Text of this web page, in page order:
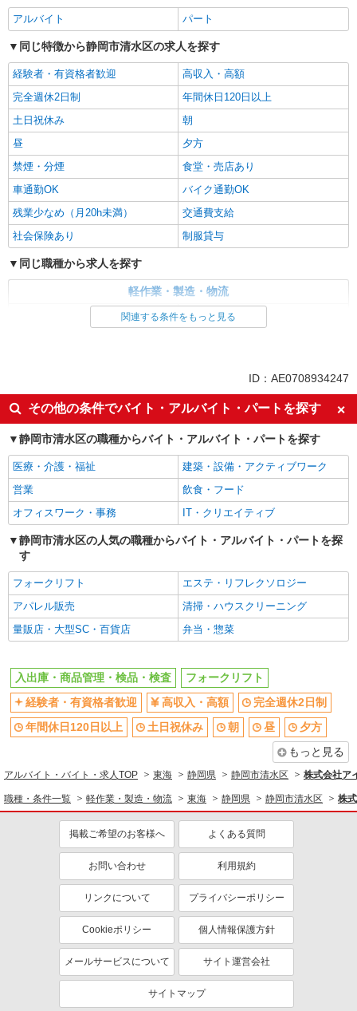
アルバイト パート
同じ特徴から静岡市清水区の求人を探す
経験者・有資格者歓迎
高収入・高額
完全週休2日制
年間休日120日以上
土日祝休み
朝
昼
夕方
禁煙・分煙
食堂・売店あり
車通勤OK
バイク通勤OK
残業少なめ（月20h未満）
交通費支給
社会保険あり
制服貸与
同じ職種から求人を探す
軽作業・製造・物流
入出庫・商品管理・検品・検査
フォークリフト
交通費支給
社会保険あり
関連する条件をもっと見る
ID：AE0708934247
その他の条件でバイト・アルバイト・パートを探す
静岡市清水区の職種からバイト・アルバイト・パートを探す
医療・介護・福祉
建築・設備・アクティブワーク
営業
飲食・フード
オフィスワーク・事務
IT・クリエイティブ
静岡市清水区の人気の職種からバイト・アルバイト・パートを探
す
フォークリフト
エステ・リフレクソロジー
アパレル販売
清掃・ハウスクリーニング
量販店・大型SC・百貨店
弁当・惣菜
入出庫・商品管理・検品・検査
フォークリフト
経験者・有資格者歓迎
高収入・高額
完全週休2日制
年間休日120日以上
土日祝休み 朝 昼
夕方
もっと見る
アルバイト・バイト・求人TOP 東海 静岡県 静岡市清水区 株式会社ア
職種・条件一覧 軽作業・製造・物流 東海 静岡県 静岡市清水区 株
掲載ご希望のお客様へ よくある質問
お問い合わせ 利用規約
リンクについて プライバシーポリシー
Cookieポリシー 個人情報保護方針
メールサービスについて サイト運営会社
サイトマップ